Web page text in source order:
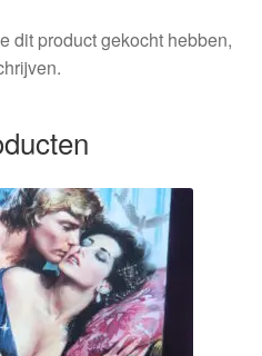
dit product gekocht hebben,